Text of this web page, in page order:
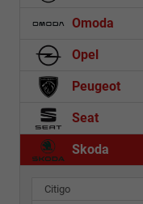
Omoda
Opel
Peugeot
Seat
Skoda
Citigo